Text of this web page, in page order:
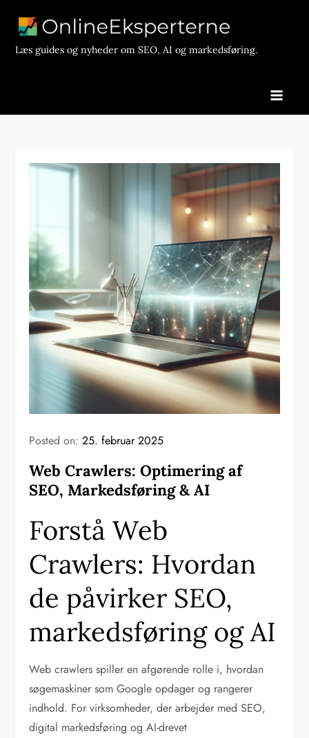
contentLæs guides og nyheder om SEO, AI og markedsføring.
Posted on:25. februar 2025
Web Crawlers: Optimering af
SEO, Markedsføring & AI
Forstå Web
Crawlers: Hvordan
de påvirker SEO,
markedsføring og AI
Web crawlers spiller en afgørende rolle i, hvordan
søgemaskiner som Google opdager og rangerer
indhold. For virksomheder, der arbejder med SEO,
digital markedsføring og AI-drevet